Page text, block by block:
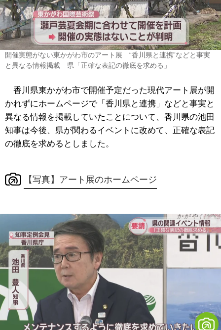
開催実態がない東かがわ市のアート展 “香川県と連携”などと事実
と異なる情報掲載 県「正確な表記の徹底を求める」
香川県東かがわ市で開催予定だった現代アート展が開
かれずにホームページで「香川県と連携」などと事実と
異なる情報を掲載していたことについて、香川県の池田
知事は今後、県が関わるイベントに改めて、正確な表記
の徹底を求めるとしました。
【写真】アート展のホームページ